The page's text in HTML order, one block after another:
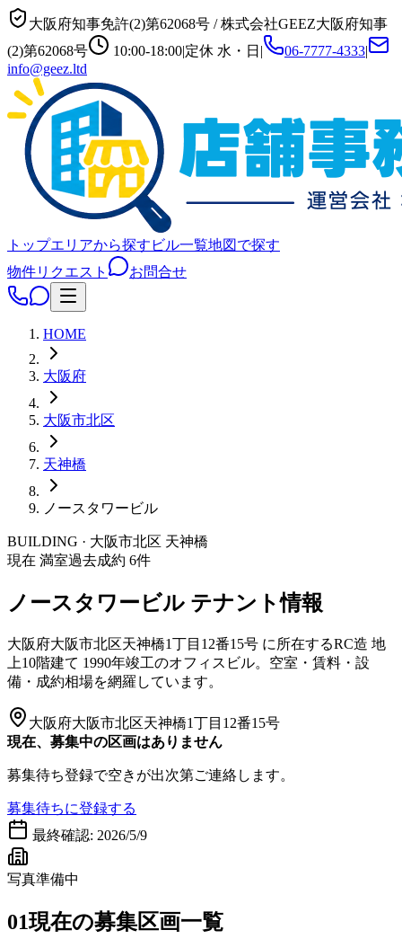
大阪府知事免許(2)第62068号 /株式会社GEEZ大阪府知事
(2)第62068号
10:00-18:00|定休 水・日 | 06-7777-4333|
info@geez.ltd
トップエリアから探す ビル一覧地図で探す
物件リクエスト
お問合せ
HOME
大阪府
大阪市北区
天神橋
ノースタワービル
BUILDING · 大阪市北区 天神橋
現在 満室過去成約 6件
ノースタワービル テナント情報
大阪府大阪市北区天神橋1丁目12番15号 に所在するRC造 地
上10階建て 1990年竣工のオフィスビル。空室・賃料・設
備・成約相場を網羅しています。
大阪府大阪市北区天神橋1丁目12番15号
現在、募集中の区画はありません
募集待ち登録で空きが出次第ご連絡します。
募集待ちに登録する
最終確認: 2026/5/9
写真準備中
01現在の募集区画一覧